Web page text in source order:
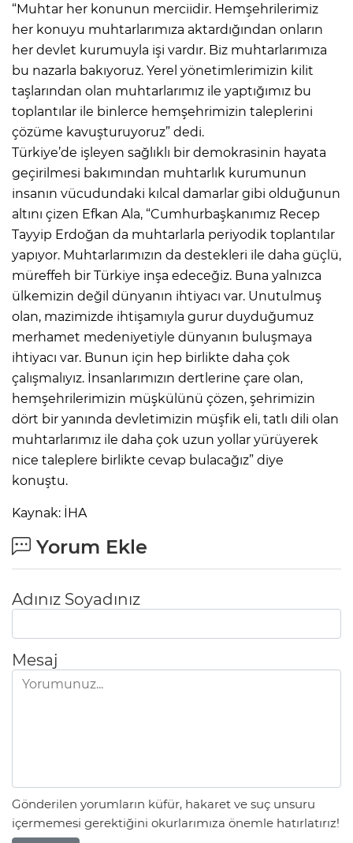
“Muhtar her konunun merciidir. Hemşehrilerimiz
her konuyu muhtarlarımıza aktardığından onların
her devlet kurumuyla işi vardır. Biz muhtarlarımıza
bu nazarla bakıyoruz. Yerel yönetimlerimizin kilit
taşlarından olan muhtarlarımız ile yaptığımız bu
toplantılar ile binlerce hemşehrimizin taleplerini
çözüme kavuşturuyoruz” dedi.
Türkiye’de işleyen sağlıklı bir demokrasinin hayata
geçirilmesi bakımından muhtarlık kurumunun
insanın vücudundaki kılcal damarlar gibi olduğunun
altını çizen Efkan Ala, “Cumhurbaşkanımız Recep
Tayyip Erdoğan da muhtarlarla periyodik toplantılar
yapıyor. Muhtarlarımızın da destekleri ile daha güçlü,
müreffeh bir Türkiye inşa edeceğiz. Buna yalnızca
ülkemizin değil dünyanın ihtiyacı var. Unutulmuş
olan, mazimizde ihtişamıyla gurur duyduğumuz
merhamet medeniyetiyle dünyanın buluşmaya
ihtiyacı var. Bunun için hep birlikte daha çok
çalışmalıyız. İnsanlarımızın dertlerine çare olan,
hemşehrilerimizin müşkülünü çözen, şehrimizin
dört bir yanında devletimizin müşfik eli, tatlı dili olan
muhtarlarımız ile daha çok uzun yollar yürüyerek
nice taleplere birlikte cevap bulacağız” diye
konuştu.
Kaynak: İHA
Yorum Ekle
Adınız Soyadınız
Mesaj
Gönderilen yorumların küfür, hakaret ve suç unsuru
içermemesi gerektiğini okurlarımıza önemle hatırlatırız!